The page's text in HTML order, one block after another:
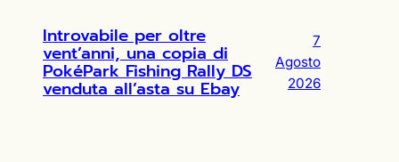
Introvabile per oltre
vent’anni, una copia di
PokéPark Fishing Rally DS
venduta all’asta su Ebay
7
Agosto
2026